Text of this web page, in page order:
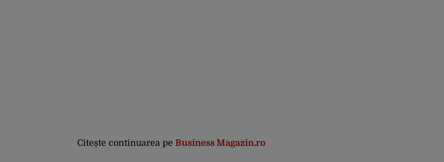
Citește continuarea pe Business Magazin.ro